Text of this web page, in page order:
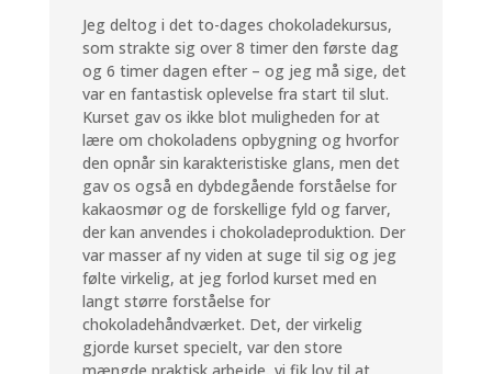
Jeg deltog i det to-dages chokoladekursus,
som strakte sig over 8 timer den første dag
og 6 timer dagen efter – og jeg må sige, det
var en fantastisk oplevelse fra start til slut.
Kurset gav os ikke blot muligheden for at
lære om chokoladens opbygning og hvorfor
den opnår sin karakteristiske glans, men det
gav os også en dybdegående forståelse for
kakaosmør og de forskellige fyld og farver,
der kan anvendes i chokoladeproduktion. Der
var masser af ny viden at suge til sig og jeg
følte virkelig, at jeg forlod kurset med en
langt større forståelse for
chokoladehåndværket. Det, der virkelig
gjorde kurset specielt, var den store
mængde praktisk arbejde, vi fik lov til at